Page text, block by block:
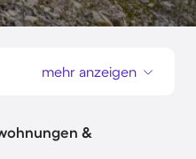
mehr anzeigen
&